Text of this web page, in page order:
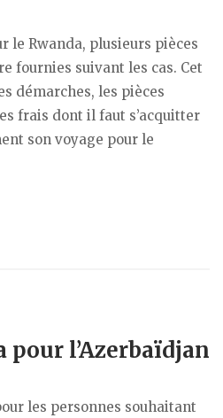
le Rwanda, plusieurs pièces
fournies suivant les cas. Cet
démarches, les pièces
frais dont il faut s’acquitter
son voyage pour le
l’Azerbaïdjan
les personnes souhaitant